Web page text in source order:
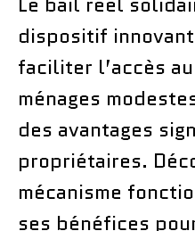
dispositif
faciliter l’accès
ménages
des avantages
propriétaires.
mécanisme
ses bénéfices